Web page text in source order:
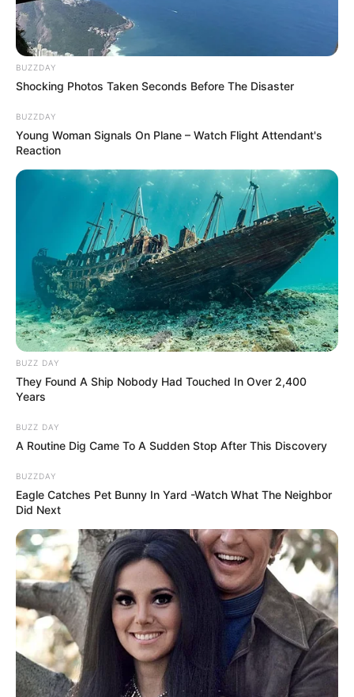
BUZZDAY
Shocking Photos Taken Seconds Before The Disaster
BUZZDAY
Young Woman Signals On Plane – Watch Flight Attendant's
Reaction
BUZZ DAY
They Found A Ship Nobody Had Touched In Over 2,400
Years
BUZZ DAY
A Routine Dig Came To A Sudden Stop After This Discovery
BUZZDAY
Eagle Catches Pet Bunny In Yard -Watch What The Neighbor
Did Next